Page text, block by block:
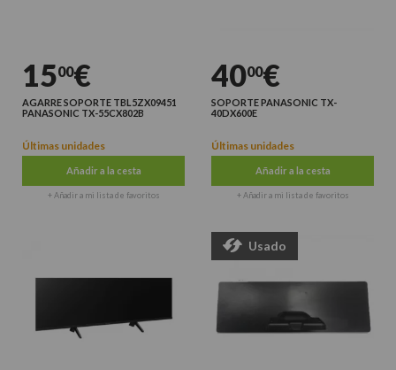
1500€
AGARRE SOPORTE TBL5ZX09451
PANASONIC TX-55CX802B
Últimas unidades
Añadir a la cesta
+ Añadir a mi lista de favoritos
4000€
SOPORTE PANASONIC TX-
40DX600E
Últimas unidades
Añadir a la cesta
+ Añadir a mi lista de favoritos
Usado